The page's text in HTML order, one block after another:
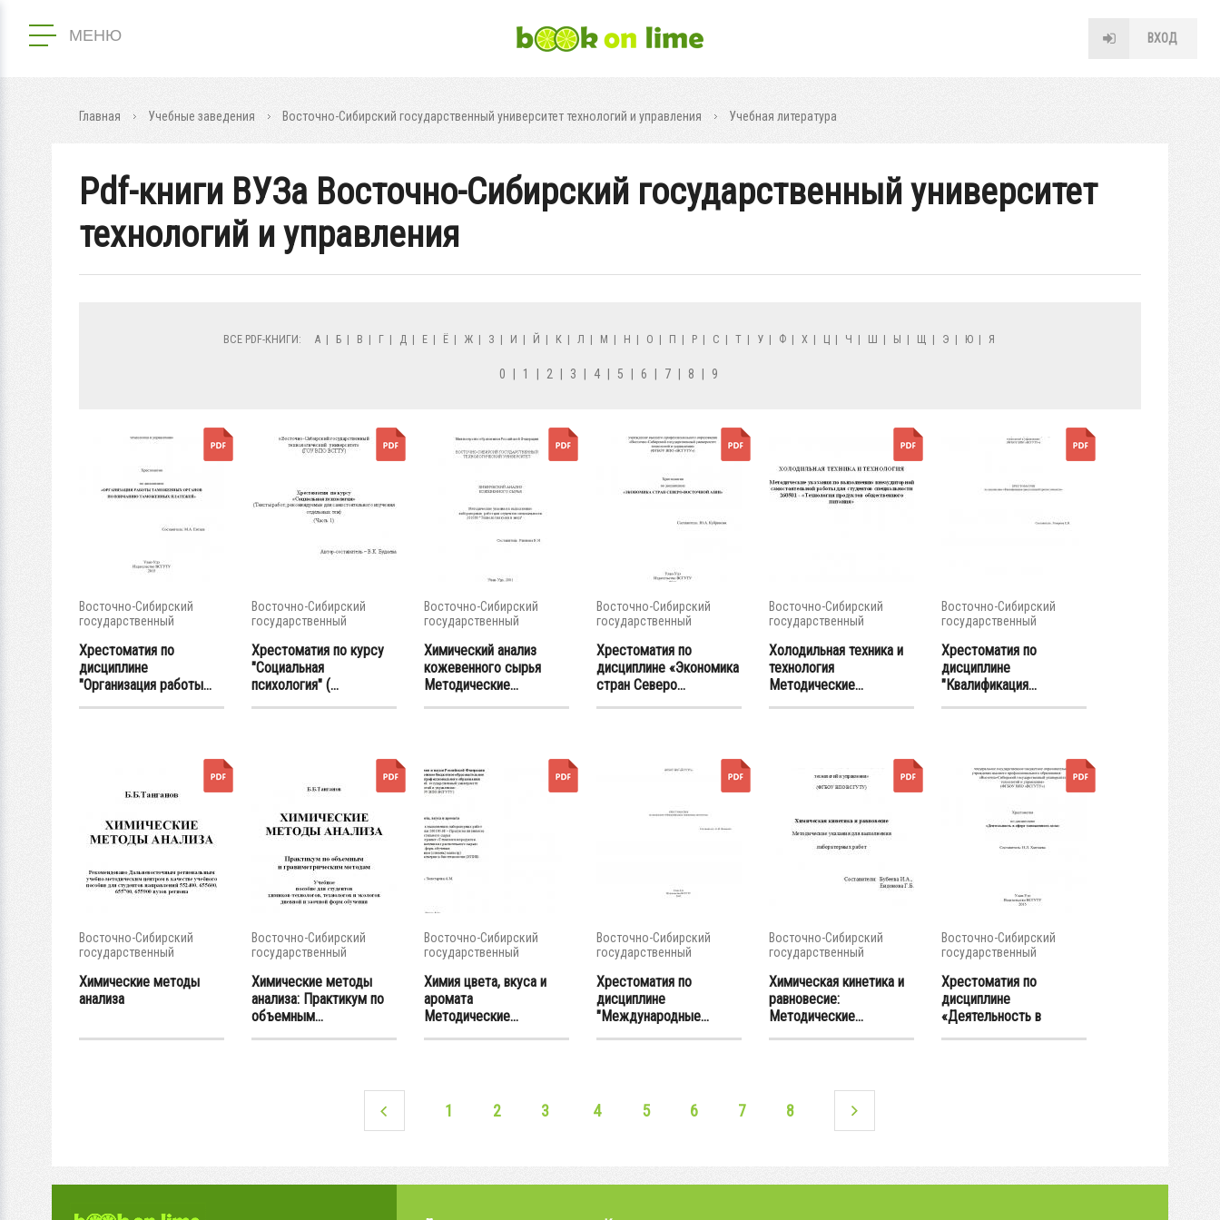
МЕНЮ ВХОД
Главная Учебные заведения Восточно-Сибирский государственный университет технологий и управления Учебная литература
Pdf-книги ВУЗа Восточно-Сибирский государственный университет
технологий и управления
ВСЕ PDF-КНИГИ: А | Б | В | Г | Д | Е | Ё | Ж | З | И | Й | К | Л | М | Н | О | П | Р | С | Т | У | Ф | Х | Ц | Ч | Ш | Ы | Щ | Э | Ю | Я
0 1 2 3 4 5 6 7 8 9
Восточно-Сибирский
государственный
Хрестоматия по
дисциплине
"Организация работы...
Восточно-Сибирский
государственный
Хрестоматия по курсу
"Социальная
психология" (...
Восточно-Сибирский
государственный
Химический анализ
кожевенного сырья
Методические...
Восточно-Сибирский
государственный
Хрестоматия по
дисциплине «Экономика
стран Северо...
Восточно-Сибирский
государственный
Холодильная техника и
технология
Методические...
Восточно-Сибирский
государственный
Хрестоматия по
дисциплине
"Квалификация...
Восточно-Сибирский
государственный
Химические методы
анализа
Восточно-Сибирский
государственный
Химические методы
анализа: Практикум по
объемным...
Восточно-Сибирский
государственный
Химия цвета, вкуса и
аромата
Методические...
Восточно-Сибирский
государственный
Хрестоматия по
дисциплине
"Международные...
Восточно-Сибирский
государственный
Химическая кинетика и
равновесие:
Методические...
Восточно-Сибирский
государственный
Хрестоматия по
дисциплине
«Деятельность в
сфере...
1 2 3 4 5 6 7 8